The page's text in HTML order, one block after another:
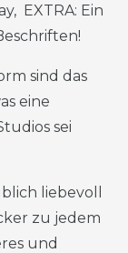
EXTRA: Ein
sind das
eine
sei
liebevoll
zu jedem
und